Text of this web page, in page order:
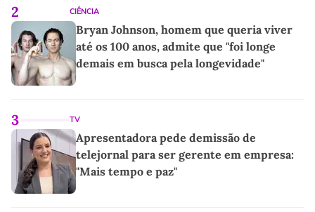
2 CIÊNCIA
Bryan Johnson, homem que queria viver
até os 100 anos, admite que "foi longe
demais em busca pela longevidade"
3 TV
Apresentadora pede demissão de
telejornal para ser gerente em empresa:
"Mais tempo e paz"